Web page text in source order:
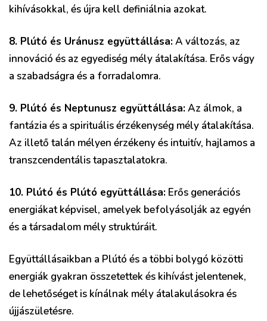
kihívásokkal, és újra kell definiálnia azokat.
8. Plútó és Uránusz együttállása:A változás, az
innováció és az egyediség mély átalakítása. Erős vágy
a szabadságra és a forradalomra.
9. Plútó és Neptunusz együttállása:Az álmok, a
fantázia és a spirituális érzékenység mély átalakítása.
Az illető talán mélyen érzékeny és intuitív, hajlamos a
transzcendentális tapasztalatokra.
10. Plútó és Plútó együttállása: Erős generációs
energiákat képvisel, amelyek befolyásolják az egyén
és a társadalom mély struktúráit.
Együttállásaikban a Plútó és a többi bolygó közötti
energiák gyakran összetettek és kihívást jelentenek,
de lehetőséget is kínálnak mély átalakulásokra és
újjászületésre.